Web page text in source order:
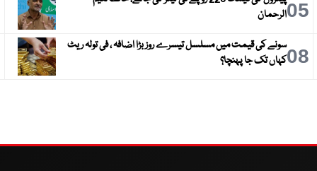
05الرحمان
08سونے کی قیمت میں مسلسل تیسرے روز بڑا اضافہ ، فی تولہ ریٹ
کہاں تک جا پہنچا؟